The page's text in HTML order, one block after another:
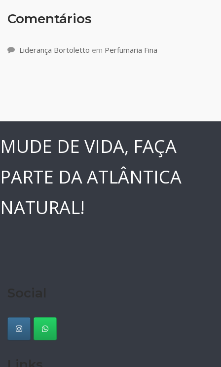
Comentários
Liderança Bortoletto em Perfumaria Fina
MUDE DE VIDA, FAÇA
PARTE DA ATLÂNTICA
NATURAL!